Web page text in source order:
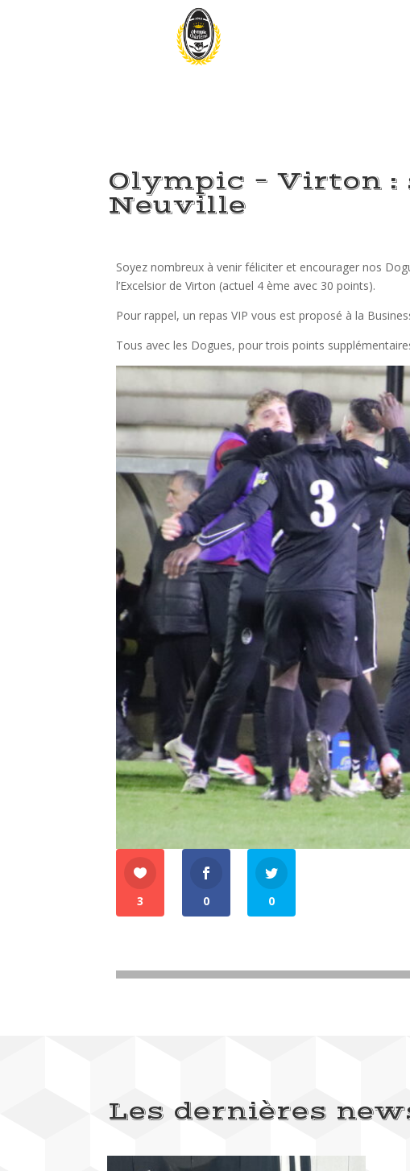
Olympic – Virton :
Neuville
Soyez nombreux à venir féliciter et encourager nos
l’Excelsior de Virton (actuel 4 ème avec 30 points).
Pour rappel, un repas VIP vous est proposé à la
Tous avec les Dogues, pour trois points
3 0 0
Les dernières